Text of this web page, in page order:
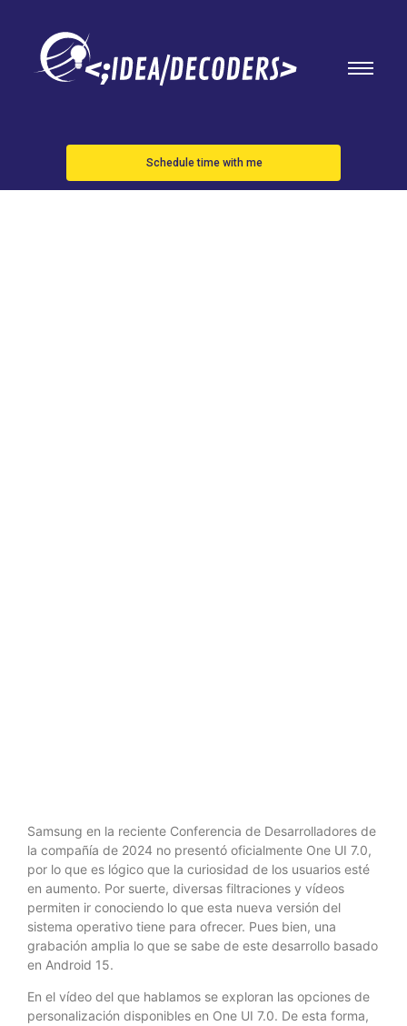
Schedule time with me
Un vídeo
Samsung en la reciente Conferencia de Desarrolladores de
la compañía de 2024 no presentó oficialmente One UI 7.0,
por lo que es lógico que la curiosidad de los usuarios esté
en aumento. Por suerte, diversas filtraciones y vídeos
permiten ir conociendo lo que esta nueva versión del
sistema operativo tiene para ofrecer. Pues bien, una
grabación amplia lo que se sabe de este desarrollo basado
en Android 15.
En el vídeo del que hablamos se exploran las opciones de
personalización disponibles en One UI 7.0. De esta forma,